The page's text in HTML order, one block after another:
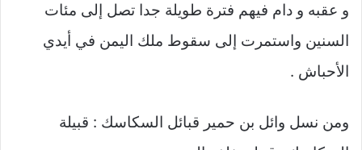
و عقبه و دام فيهم فترة طويلة جدا تصل إلى مئات
السنين واستمرت إلى سقوط ملك اليمن في أيدي
الأحباش .
ومن نسل وائل بن حمير قبائل السكاسك : قبيلة